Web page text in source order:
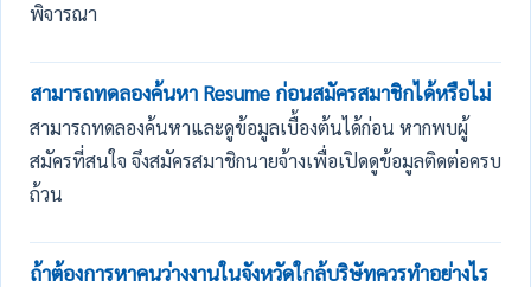
พิจารณา
สามารถทดลองค้นหา Resume ก่อนสมัครสมาชิกได้หรือไม่
สามารถทดลองค้นหาและดูข้อมูลเบื้องต้นได้ก่อน หากพบผู้
สมัครที่สนใจ จึงสมัครสมาชิกนายจ้างเพื่อเปิดดูข้อมูลติดต่อครบ
ถ้วน
ถ้าต้องการหาคนว่างงานในจังหวัดใกล้บริษัทควรทำอย่างไร